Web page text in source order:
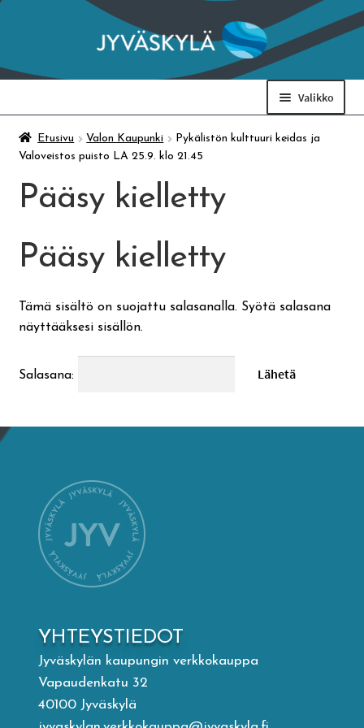
Siirry
navigointiin
Siirry
sisältöön
Valikko
Taidemuseo & Ratamo
Suomen käsityön museo
Ateria- ja välipalamaksut
Kirjasto
Visit Jyvaskyla Region
Valon Kaupunki
Lasten Lysti & LystiKylä-festivaali
Ohje
Etusivu Valon Kaupunki
Pykälistön kulttuuri keidas ja
Valoveistos puisto LA 25.9. klo 21.45
Pääsy kielletty
Pääsy kielletty
Tämä sisältö on suojattu salasanalla. Syötä salasana
näyttääksesi sisällön.
Salasana:
YHTEYSTIEDOT
Jyväskylän kaupungin verkkokauppa
Vapaudenkatu 32
40100 Jyväskylä